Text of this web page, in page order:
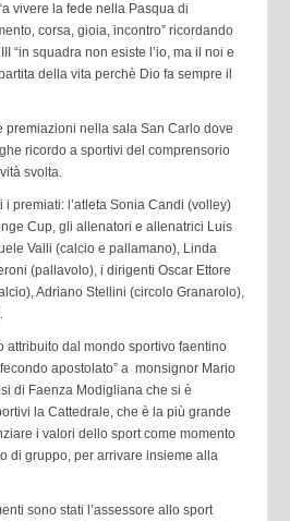
vivere la fede nella Pasqua di
corsa, gioia, incontro” ricordando
“in squadra non esiste l’io, ma il noi e
della vita perchè Dio fa sempre il
premiazioni nella sala San Carlo dove
ricordo a sportivi del comprensorio
svolta.
premiati: l’atleta Sonia Candi (volley)
Cup, gli allenatori e allenatrici Luis
Valli (calcio e pallamano), Linda
(pallavolo), i dirigenti Oscar Ettore
Adriano Stellini (circolo Granarolo),
attribuito dal mondo sportivo faentino
apostolato” a monsignor Mario
di Faenza Modigliana che si è
la Cattedrale, che è la più grande
i valori dello sport come momento
di gruppo, per arrivare insieme alla
sono stati l’assessore allo sport